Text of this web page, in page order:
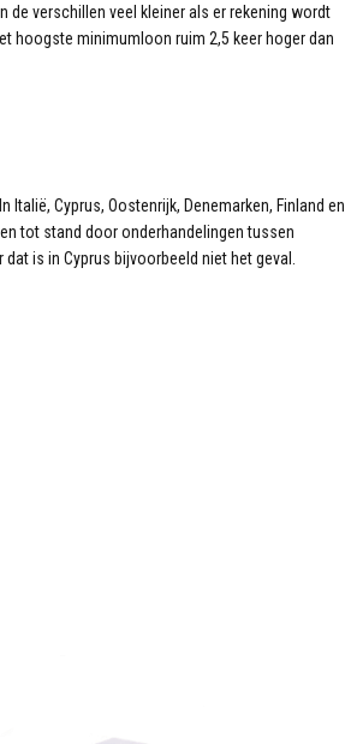
verschillen veel kleiner als er rekening wordt
hoogste minimumloon ruim 2,5 keer hoger dan
Cyprus, Oostenrijk, Denemarken, Finland en
tot stand door onderhandelingen tussen
is in Cyprus bijvoorbeeld niet het geval.